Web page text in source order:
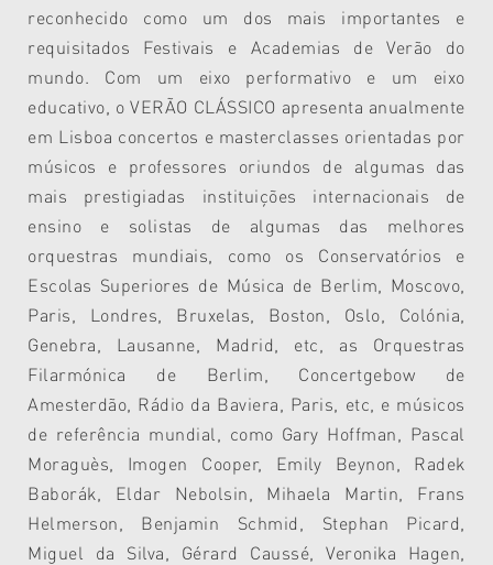
reconhecido como um dos mais importantes e
requisitados Festivais e Academias de Verão do
mundo. Com um eixo performativo e um eixo
educativo, o VERÃO CLÁSSICO apresenta anualmente
em Lisboa concertos e masterclasses orientadas por
músicos e professores oriundos de algumas das
mais prestigiadas instituições internacionais de
ensino e solistas de algumas das melhores
orquestras mundiais, como os Conservatórios e
Escolas Superiores de Música de Berlim, Moscovo,
Paris, Londres, Bruxelas, Boston, Oslo, Colónia,
Genebra, Lausanne, Madrid, etc, as Orquestras
Filarmónica de Berlim, Concertgebow de
Amesterdão, Rádio da Baviera, Paris, etc, e músicos
de referência mundial, como Gary Hoffman, Pascal
Moraguès, Imogen Cooper, Emily Beynon, Radek
Baborák, Eldar Nebolsin, Mihaela Martin, Frans
Helmerson, Benjamin Schmid, Stephan Picard,
Miguel da Silva, Gérard Caussé, Veronika Hagen,